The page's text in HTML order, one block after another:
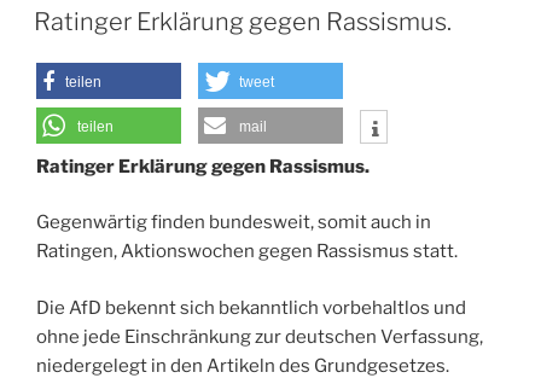
AM
Ratinger Erklärung gegen Rassismus.
teilen tweet
teilen mail
Ratinger Erklärung gegen Rassismus.
Gegenwärtig finden bundesweit, somit auch in
Ratingen, Aktionswochen gegen Rassismus statt.
Die AfD bekennt sich bekanntlich vorbehaltlos und
ohne jede Einschränkung zur deutschen Verfassung,
niedergelegt in den Artikeln des Grundgesetzes.